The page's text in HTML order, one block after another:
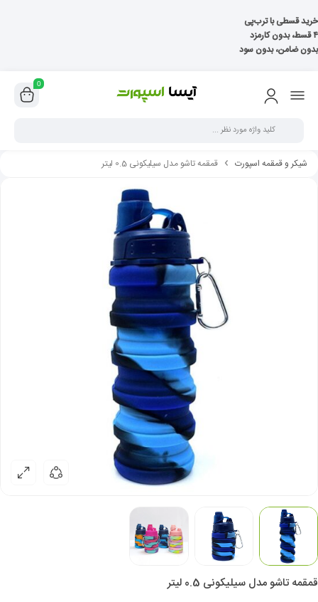
خرید قسطی با ترب‌پی
۴ قسط، بدون کارمزد
بدون ضامن، بدون سود
0
شیکر و قمقمه اسپورت قمقمه تاشو مدل سیلیکونی 0.5 لیتر
قمقمه تاشو مدل سیلیکونی 0.5 لیتر